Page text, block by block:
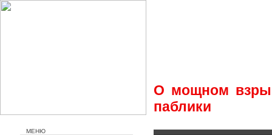
О мощном
паблики
МЕНЮ